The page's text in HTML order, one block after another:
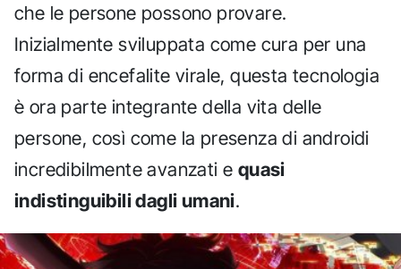
che le persone possono provare.
Inizialmente sviluppata come cura per una
forma di encefalite virale, questa tecnologia
è ora parte integrante della vita delle
persone, così come la presenza di androidi
incredibilmente avanzati e quasi
indistinguibili dagli umani.